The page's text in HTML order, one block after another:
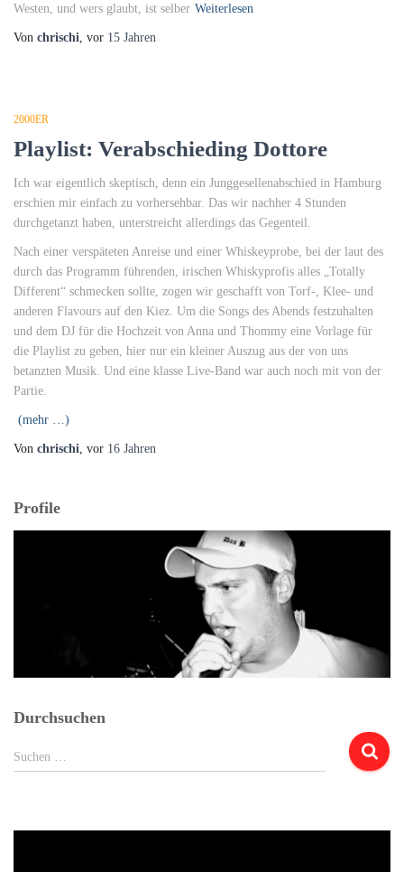
Westen, und wers glaubt, ist selber Weiterlesen
Von chrischi , vor 15 Jahren
2000ER
Playlist: Verabschieding Dottore
Ich war eigentlich skeptisch, denn ein Junggesellenabschied in Hamburg
erschien mir einfach zu vorhersehbar. Das wir nachher 4 Stunden
durchgetanzt haben, unterstreicht allerdings das Gegenteil.
Nach einer verspäteten Anreise und einer Whiskeyprobe, bei der laut des
durch das Programm führenden, irischen Whiskyprofis alles „Totally
Different“ schmecken sollte, zogen wir geschafft von Torf-, Klee- und
anderen Flavours auf den Kiez. Um die Songs des Abends festzuhalten
und dem DJ für die Hochzeit von Anna und Thommy eine Vorlage für
die Playlist zu geben, hier nur ein kleiner Auszug aus der von uns
betanzten Musik. Und eine klasse Live-Band war auch noch mit von der
Partie.
(mehr …)
Von chrischi , vor 16 Jahren
Profile
Durchsuchen
nach:
Suchen …